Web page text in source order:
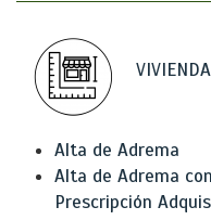
Alta de Adrema
Alta de Adrema
Prescripción